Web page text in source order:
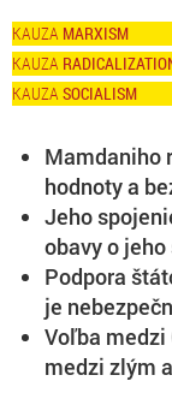
MARXISM
SOCIALISM
Mamdaniho
hodnoty a
Jeho
obavy o
Podpora
je
Voľba
medzi zlým